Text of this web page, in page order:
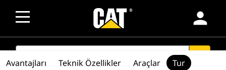
person
SEARCH
Avantajları Teknik Özellikler Araçlar Tur